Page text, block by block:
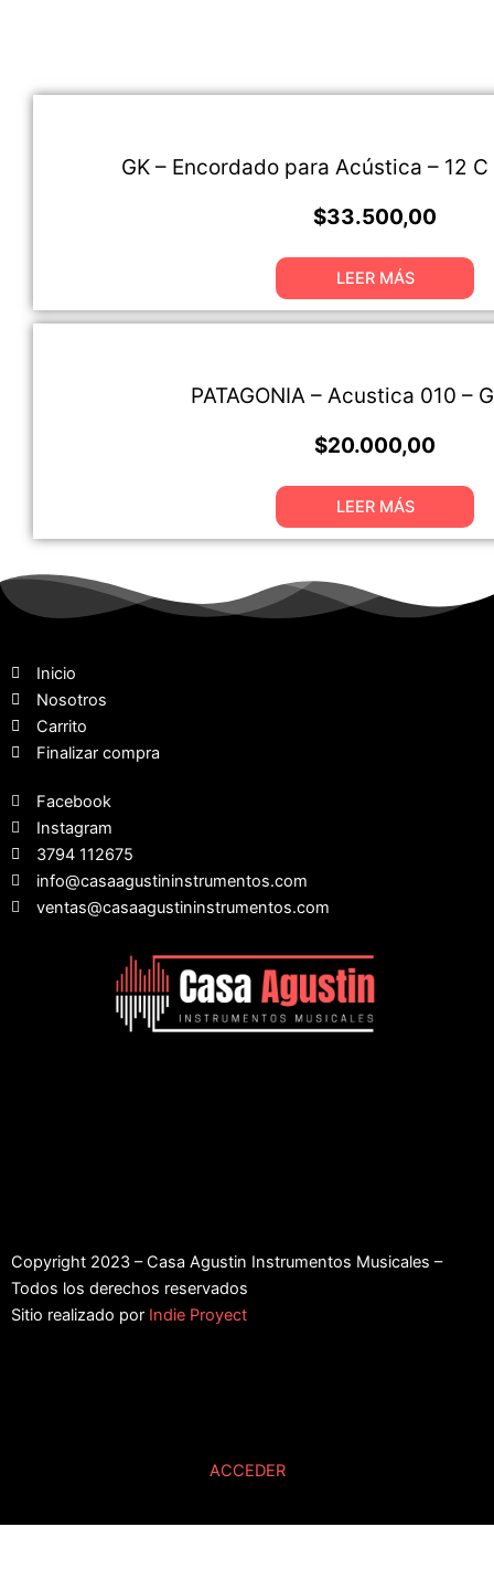
GK – Encordado para Acústica – 12
$33.500,00
LEER MÁS
PATAGONIA – Acustica 010 –
$20.000,00
LEER MÁS
Inicio
Nosotros
Carrito
Finalizar compra
Facebook
Instagram
3794 112675
info@casaagustininstrumentos.com
ventas@casaagustininstrumentos.com
Copyright 2023 – Casa Agustin Instrumentos Musicales –
Todos los derechos reservados
Sitio realizado por Indie Proyect
ACCEDER